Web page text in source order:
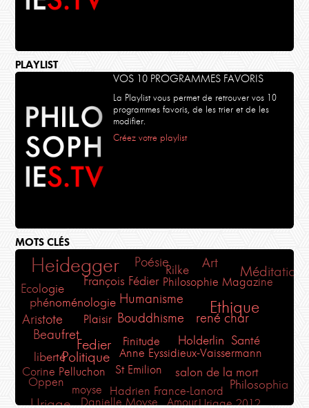
PLAYLIST
VOS 10 PROGRAMMES FAVORIS
La Playlist vous permet de retrouver vos 10
programmes favoris, de les trier et de les
modifier.
Créez votre playlist
MOTS CLÉS
Heidegger PoésieRilke Art
Méditation
Ecologie
François FédierPhilosophie Magazine
phénoménologie Humanisme Ethique
Aristote Plaisir Bouddhisme
rené char
Beaufret
Fedier Finitude Holderlin Santé
libertéPolitique
Anne Eyssidieux-Vaissermann
Corine Pelluchon
St Emilion salon de la mort
Oppen
moyse Hadrien France-Lanord Philosophia
UriageDanielle MoyseAmourUriage 2012